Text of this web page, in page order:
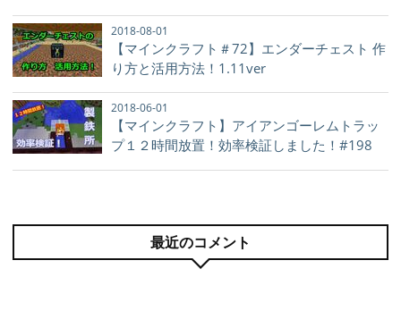
2018-08-01
【マインクラフト＃72】エンダーチェスト 作
り方と活用方法！1.11ver
2018-06-01
【マインクラフト】アイアンゴーレムトラッ
プ１２時間放置！効率検証しました！#198
最近のコメント